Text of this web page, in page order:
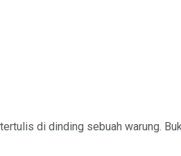
di dinding sebuah warung.